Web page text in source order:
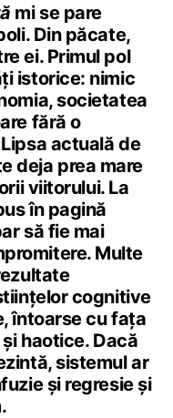
mi se pare
Din păcate,
ei. Primul pol
istorice: nimic
societatea
fără o
actuală de
deja prea mare
viitorului. La
în pagină
să fie mai
Multe
cognitive
întoarse cu fața
haotice. Dacă
sistemul ar
și regresie și